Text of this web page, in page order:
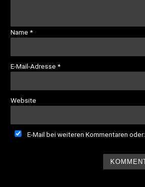
Name*
E-Mail-Adresse*
Website
E-Mail bei weiteren Kommentaren